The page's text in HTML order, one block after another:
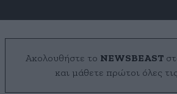
Ακολουθήστε το NEWSBEAST
και μάθετε πρώτοι όλες